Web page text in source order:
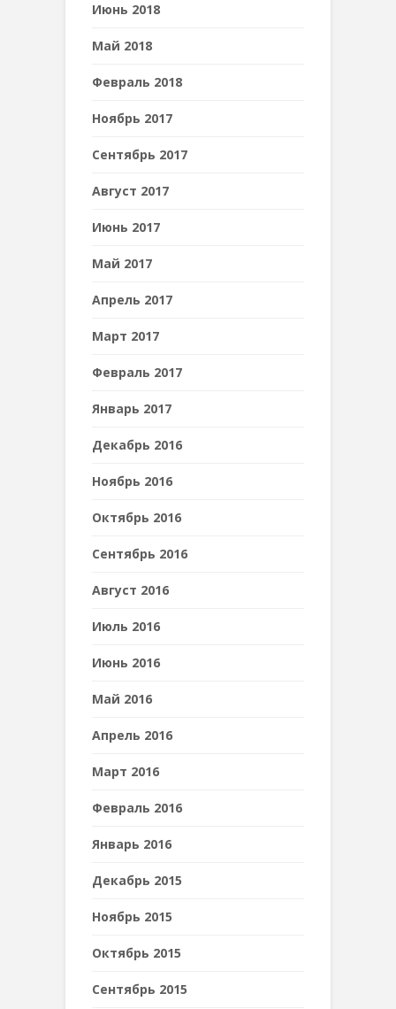
Июнь 2018
Май 2018
Февраль 2018
Ноябрь 2017
Сентябрь 2017
Август 2017
Июнь 2017
Май 2017
Апрель 2017
Март 2017
Февраль 2017
Январь 2017
Декабрь 2016
Ноябрь 2016
Октябрь 2016
Сентябрь 2016
Август 2016
Июль 2016
Июнь 2016
Май 2016
Апрель 2016
Март 2016
Февраль 2016
Январь 2016
Декабрь 2015
Ноябрь 2015
Октябрь 2015
Сентябрь 2015